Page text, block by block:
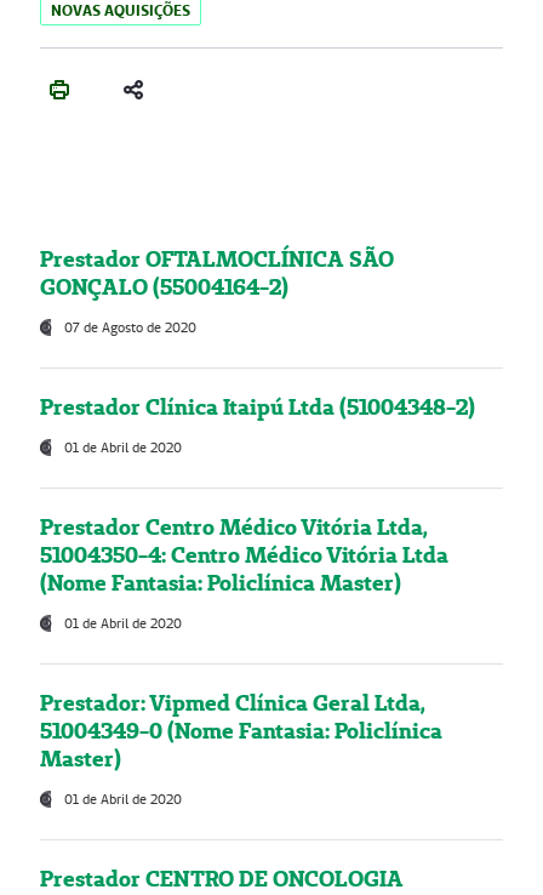
NOVAS AQUISIÇÕES
Prestador OFTALMOCLÍNICA SÃO
GONÇALO (55004164-2)
07 de Agosto de 2020
Prestador Clínica Itaipú Ltda (51004348-2)
01 de Abril de 2020
Prestador Centro Médico Vitória Ltda,
51004350-4: Centro Médico Vitória Ltda
(Nome Fantasia: Policlínica Master)
01 de Abril de 2020
Prestador: Vipmed Clínica Geral Ltda,
51004349-0 (Nome Fantasia: Policlínica
Master)
01 de Abril de 2020
Prestador CENTRO DE ONCOLOGIA